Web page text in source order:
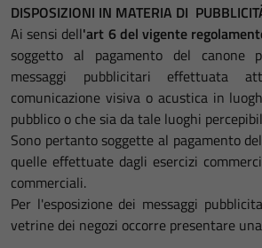
DISPOSIZIONI IN MATERIA DI
Ai sensi dell'art 6 del vigente
soggetto al pagamento del canone
messaggi pubblicitari effettuata
comunicazione visiva o acustica in
pubblico o che sia da tale luoghi
Sono pertanto soggette al pagamento
quelle effettuate dagli esercizi
commerciali.
Per l'esposizione dei messaggi
vetrine dei negozi occorre presentare